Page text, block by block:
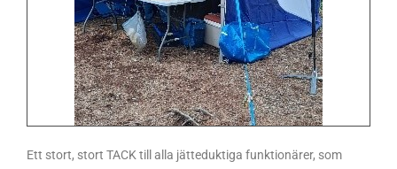
Ett stort, stort TACK till alla jätteduktiga funktionärer, som